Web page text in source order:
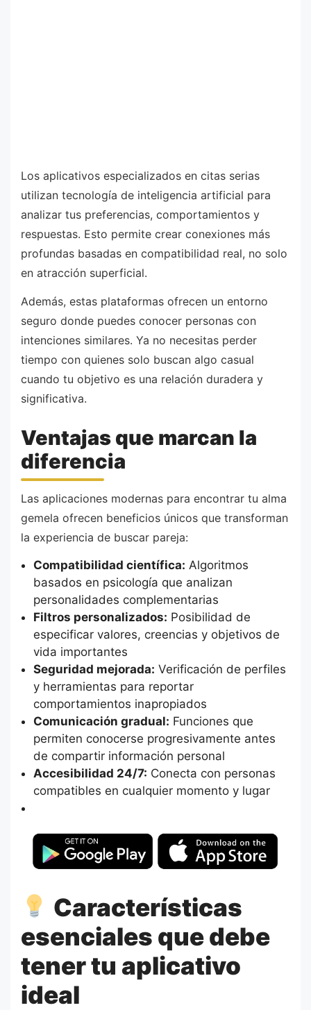
Los aplicativos especializados en citas serias
utilizan tecnología de inteligencia artificial para
analizar tus preferencias, comportamientos y
respuestas. Esto permite crear conexiones más
profundas basadas en compatibilidad real, no solo
en atracción superficial.
Además, estas plataformas ofrecen un entorno
seguro donde puedes conocer personas con
intenciones similares. Ya no necesitas perder
tiempo con quienes solo buscan algo casual
cuando tu objetivo es una relación duradera y
significativa.
Ventajas que marcan la
diferencia
Las aplicaciones modernas para encontrar tu alma
gemela ofrecen beneficios únicos que transforman
la experiencia de buscar pareja:
Compatibilidad científica: Algoritmos
basados en psicología que analizan
personalidades complementarias
Filtros personalizados: Posibilidad de
especificar valores, creencias y objetivos de
vida importantes
Seguridad mejorada: Verificación de perfiles
y herramientas para reportar
comportamientos inapropiados
Comunicación gradual: Funciones que
permiten conocerse progresivamente antes
de compartir información personal
Accesibilidad 24/7: Conecta con personas
compatibles en cualquier momento y lugar
Características
esenciales que debe
tener tu aplicativo
ideal